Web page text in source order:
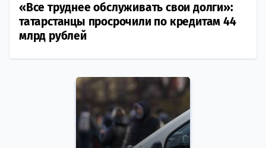
«Все труднее обслуживать свои долги»:
татарстанцы просрочили по кредитам 44
млрд рублей